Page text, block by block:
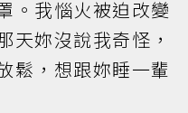
。我惱火被迫改變
天妳沒說我奇怪，
鬆，想跟妳睡一輩